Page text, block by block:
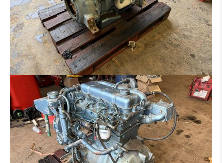
PLATINEN FÜR HAMMER - GREIFER - USW.
SORTIERGREIFER
SCHALENGREIFER
RECHEN
HYDRAULIKHAMMER
HOLZZANGE